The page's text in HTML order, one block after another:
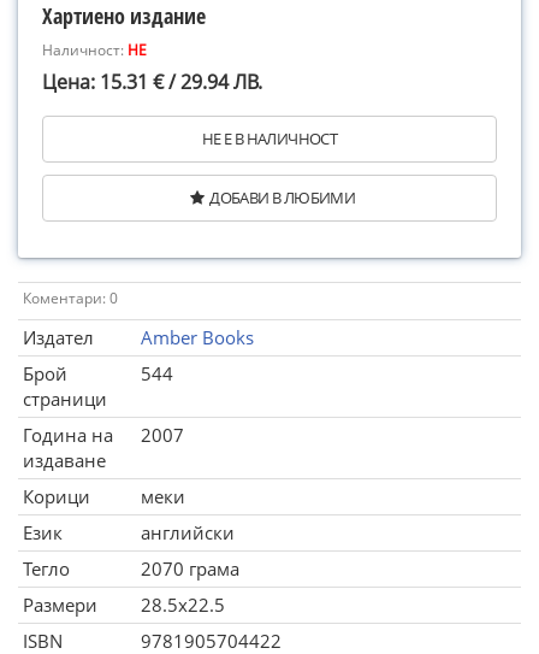
Хартиено издание
Наличност: НЕ
Цена: 15.31 € / 29.94 ЛВ.
НЕ Е В НАЛИЧНОСТ
ДОБАВИ В ЛЮБИМИ
Коментари: 0
Издател
Amber Books
Брой
страници
544
Година на
издаване
2007
Корици
меки
Език
английски
Тегло
2070 грама
Размери
28.5x22.5
ISBN
9781905704422